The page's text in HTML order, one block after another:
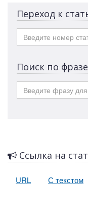
Переход к
Поиск по фразе
Ссылка на
URL С текстом